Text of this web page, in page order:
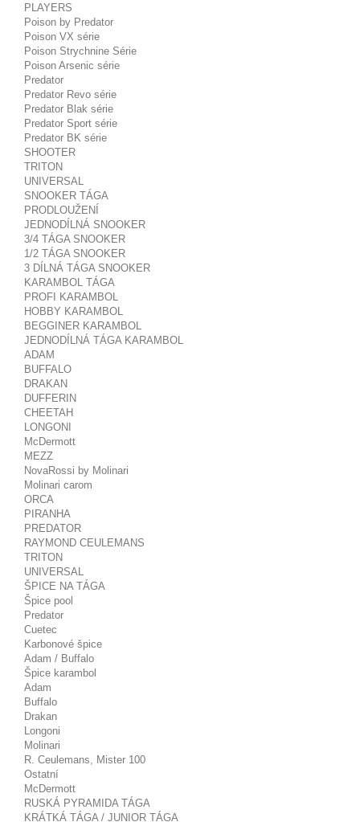
PLAYERS
Poison by Predator
Poison VX série
Poison Strychnine Série
Poison Arsenic série
Predator
Predator Revo série
Predator Blak série
Predator Sport série
Predator BK série
SHOOTER
TRITON
UNIVERSAL
SNOOKER TÁGA
PRODLOUŽENÍ
JEDNODÍLNÁ SNOOKER
3/4 TÁGA SNOOKER
1/2 TÁGA SNOOKER
3 DÍLNÁ TÁGA SNOOKER
KARAMBOL TÁGA
PROFI KARAMBOL
HOBBY KARAMBOL
BEGGINER KARAMBOL
JEDNODÍLNÁ TÁGA KARAMBOL
ADAM
BUFFALO
DRAKAN
DUFFERIN
CHEETAH
LONGONI
McDermott
MEZZ
NovaRossi by Molinari
Molinari carom
ORCA
PIRANHA
PREDATOR
RAYMOND CEULEMANS
TRITON
UNIVERSAL
ŠPICE NA TÁGA
Špice pool
Predator
Cuetec
Karbonové špice
Adam / Buffalo
Špice karambol
Adam
Buffalo
Drakan
Longoni
Molinari
R. Ceulemans, Mister 100
Ostatní
McDermott
RUSKÁ PYRAMIDA TÁGA
KRÁTKÁ TÁGA / JUNIOR TÁGA